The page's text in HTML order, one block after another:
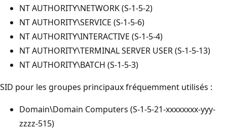
NT AUTHORITY\NETWORK (S-1-5-2)
NT AUTHORITY\SERVICE (S-1-5-6)
NT AUTHORITY\INTERACTIVE (S-1-5-4)
NT AUTHORITY\TERMINAL SERVER USER (S-1-5-13)
NT AUTHORITY\BATCH (S-1-5-3)
SID pour les groupes principaux fréquemment utilisés :
Domain\Domain Computers (S-1-5-21-xxxxxxxx-yyy-
zzzz-515)